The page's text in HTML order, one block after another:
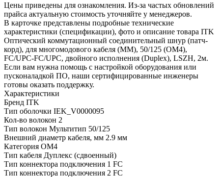
Цены приведены для ознакомления. Из‑за частых обновлений
прайса актуальную стоимость уточняйте у менеджеров.
В карточке представлены подробные технические
характеристики (спецификации), фото и описание товара ITK
Оптический коммутационный соединительный шнур (патч-
корд), для многомодового кабеля (MM), 50/125 (OM4),
FC/UPC-FC/UPC, двойного исполнения (Duplex), LSZH, 2м.
Если вам нужна помощь с настройкой оборудования или
пусконаладкой ПО, наши сертифицированные инженеры
готовы оказать поддержку.
Характеристики
Бренд ITK
Тип оболочки IEK_V0000095
Кол-во волокон 2
Тип волокон Мультитип 50/125
Внешний диаметр кабеля, мм 2.9 мм
Категория OM4
Тип кабеля Дуплекс (сдвоенный)
Тип коннектора подключения 1 FC
Тип коннектора подключения 2 FC